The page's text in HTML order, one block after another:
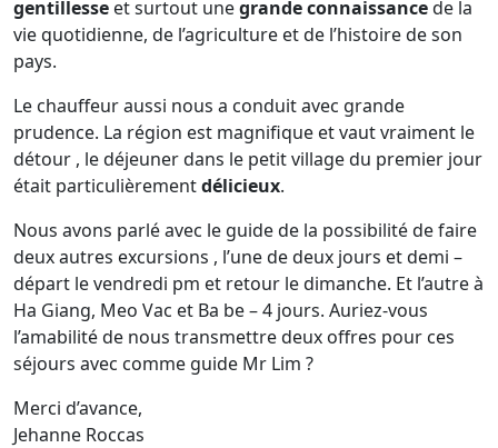
gentillesse et surtout unegrande connaissancede la
vie quotidienne, de l’agriculture et de l’histoire de son
pays.
Le chauffeur aussi nous a conduit avec grande
prudence. La région est magnifique et vaut vraiment le
détour , le déjeuner dans le petit village du premier jour
était particulièrementdélicieux.
Nous avons parlé avec le guide de la possibilité de faire
deux autres excursions , l’une de deux jours et demi –
départ le vendredi pm et retour le dimanche. Et l’autre à
Ha Giang, Meo Vac et Ba be – 4 jours. Auriez-vous
l’amabilité de nous transmettre deux offres pour ces
séjours avec comme guide Mr Lim ?
Merci d’avance,
Jehanne Roccas